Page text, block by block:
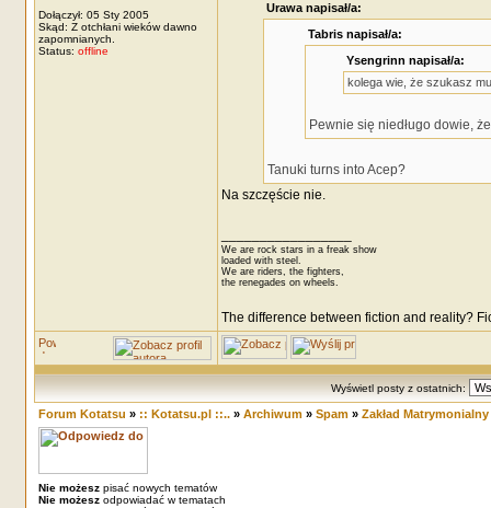
Dołączył: 05 Sty 2005
Skąd: Z otchłani wieków dawno
zapomnianych.
Status: offline
Urawa napisał/a:
Tabris napisał/a:
Ysengrinn napisał/a:
kolega wie, że szukasz mu
Pewnie się niedługo dowie,
Tanuki turns into Acep?
Na szczęście nie.
We are rock stars in a freak show
loaded with steel.
We are riders, the fighters,
the renegades on wheels.
The difference between fiction and reality?
Wyświetl posty z ostatnich:
Forum Kotatsu » :: Kotatsu.pl ::..» Archiwum» Spam» Zakład
Nie możeszpisać nowych tematów
Nie możeszodpowiadać w tematach